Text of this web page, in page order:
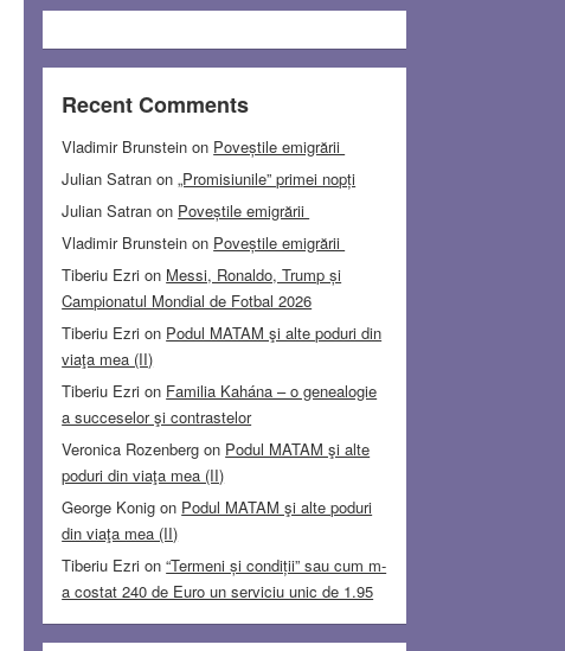
Recent Comments
Vladimir Brunstein on Poveștile emigrării
Julian Satran on„Promisiunile” primei nopți
Julian Satran on Poveștile emigrării
Vladimir Brunstein on Poveștile emigrării
Tiberiu Ezri on Messi, Ronaldo, Trump și
Campionatul Mondial de Fotbal 2026
Tiberiu Ezri on Podul MATAM şi alte poduri din
viaţa mea (II)
Tiberiu Ezri on Familia Kahána – o genealogie
a succeselor şi contrastelor
Veronica Rozenberg on Podul MATAM şi alte
poduri din viaţa mea (II)
George Konig on Podul MATAM şi alte poduri
din viaţa mea (II)
Tiberiu Ezri on“Termeni și condiții” sau cum m-
a costat 240 de Euro un serviciu unic de 1.95